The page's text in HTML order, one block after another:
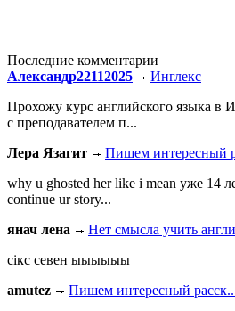
Последние комментарии
Александр22112025
Инглекс
Прохожу курс английского языка в
с преподавателем п...
Лера Язагит
Пишем интересный
why u ghosted her like i mean уже 14
continue ur story...
янач лена
Нет смысла учить
сiкс севен ыыыыыы
amutez
Пишем интересный